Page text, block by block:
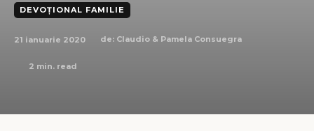
DEVOȚIONAL FAMILIE
21 ianuarie 2020 de: Claudio & Pamela Consuegra
2 min. read